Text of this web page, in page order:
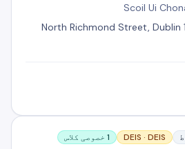
Scoil Ui
North Richmond Street, Dublin 1
DEIS · DEIS 1 خصوصی کلاس